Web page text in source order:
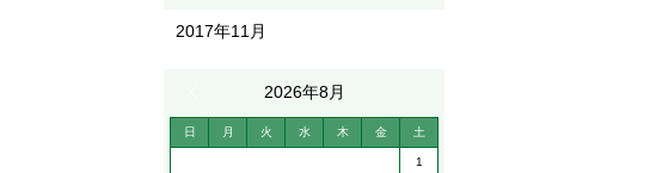
2017年11月
2026年8月
日 月 火 水 木 金 土
1